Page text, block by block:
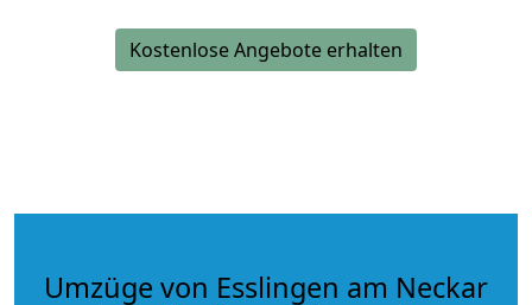
Kostenlose Angebote erhalten
Umzüge von Esslingen am Neckar